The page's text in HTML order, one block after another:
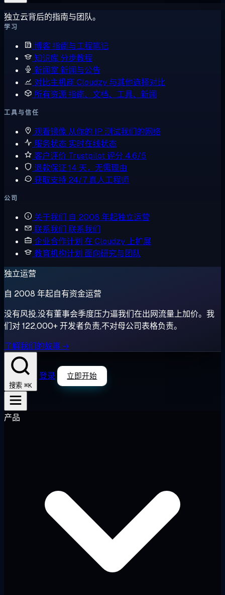
独立云背后的指南与团队。
学习
博客指南与工程笔记
知识库 分步教程
新闻室 新闻与公告
对比主机商 Cloudzy 与其他选择对比
所有资源指南、文档、工具、新闻
工具与信任
观看镜像 从你的 IP 测试我们的网络
服务状态 实时在线状态
客户评价 Trustpilot 评分 4.6/5
退款保证 14 天，无需理由
获取支持 24/7 真人工程师
公司
关于我们 自 2008 年起独立运营
联系我们 联系我们
企业合作计划 在 Cloudzy 上扩展
教育机构计划 面向研究与团队
独立运营
自 2008 年起自有资金运营
没有风投,没有董事会季度压力逼我们在出网流量上加价。我
们对 122,000+ 开发者负责,不对母公司表格负责。
了解我们的故事 →
搜索 ⌘K
登录 立即开始
产品